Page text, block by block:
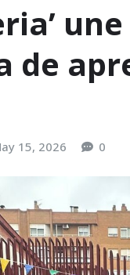
de
15, 2026 0